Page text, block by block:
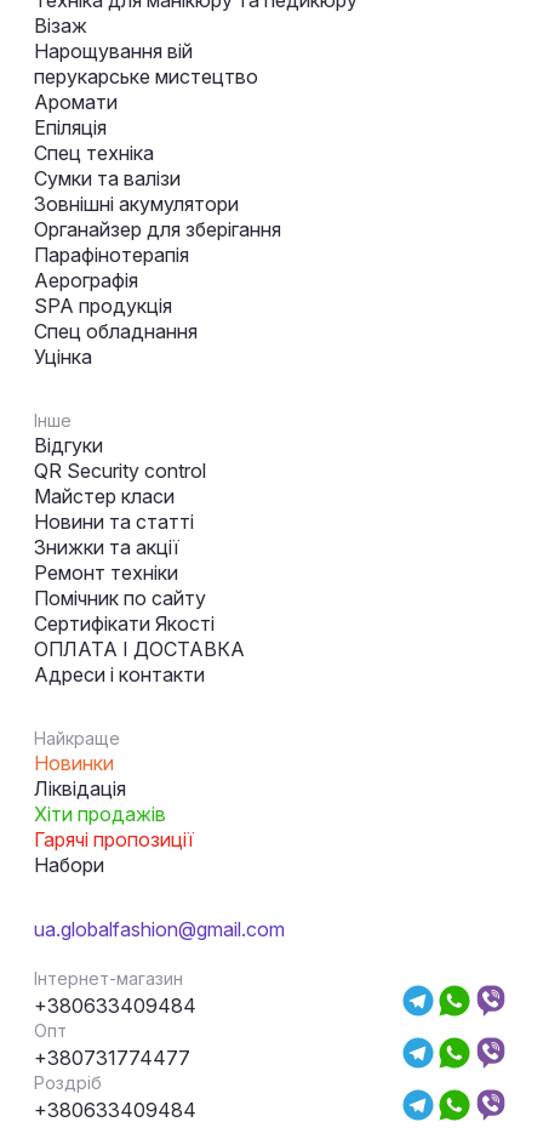
Візаж
Нарощування вій
перукарське мистецтво
Аромати
Епіляція
Спец техніка
Сумки та валізи
Зовнішні акумулятори
Органайзер для зберігання
Парафінотерапія
Аерографія
SPA продукція
Спец обладнання
Уцінка
Інше
Відгуки
QR Security control
Майстер класи
Новини та статті
Знижки та акції
Ремонт техніки
Помічник по сайту
Сертифікати Якості
ОПЛАТА І ДОСТАВКА
Адреси і контакти
Найкраще
Новинки
Ліквідація
Хіти продажів
Гарячі пропозиції
Набори
ua.globalfashion@gmail.com
Інтернет-магазин
+380633409484
Опт
+380731774477
Роздріб
+380633409484